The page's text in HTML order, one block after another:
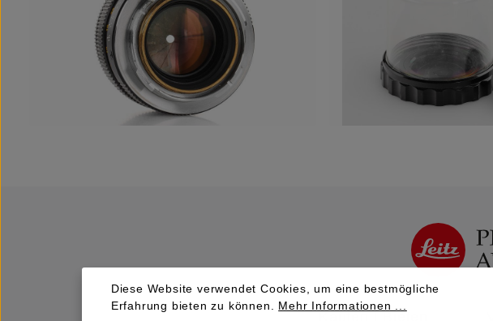
Diese Website verwendet Cookies, um eine bestmögliche
Erfahrung bieten zu können. Mehr Informationen ...